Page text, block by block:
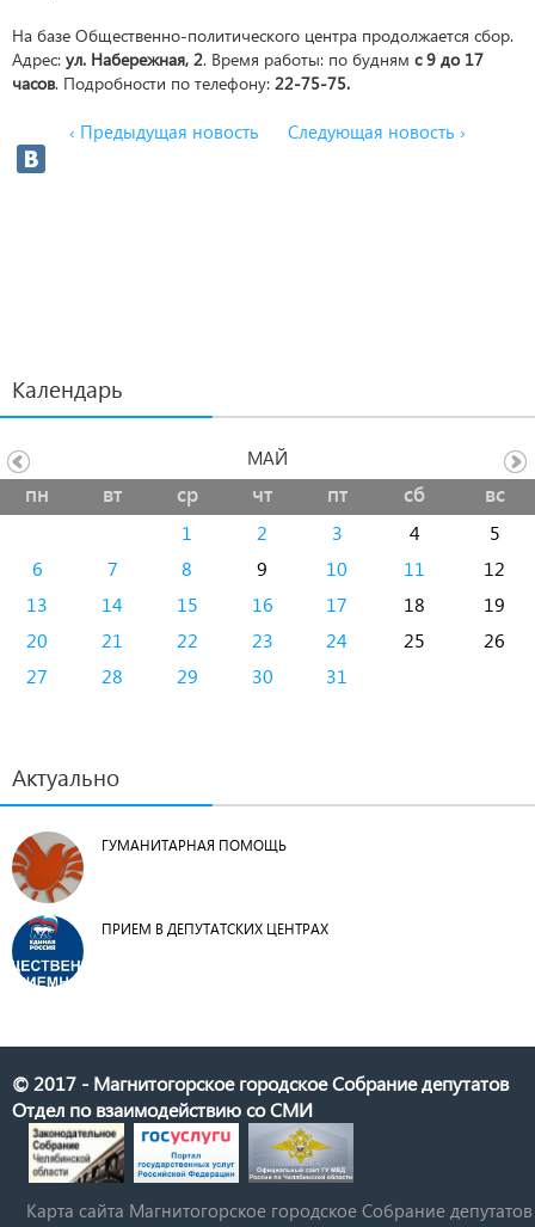
На базе Общественно-политического центра продолжается сбор.
Адрес: ул. Набережная, 2. Время работы: по будням с 9 до 17
часов. Подробности по телефону: 22-75-75.
‹ Предыдущая новость Следующая новость ›
Календарь
пн вт ср чт пт сб вс
1 2 3 4
5
6
7 8 9 10 11
12
13
14 15 16 17 18
19
20
21 22 23 24 25
26
27
28 29 30 31
МАЙ
Актуально
ГУМАНИТАРНАЯ ПОМОЩЬ
ПРИЕМ В ДЕПУТАТСКИХ ЦЕНТРАХ
© 2017 - Магнитогорское городское Собрание депутатов
Отдел по взаимодействию со СМИ
Карта сайта Магнитогорское городское Cобрание депутатов